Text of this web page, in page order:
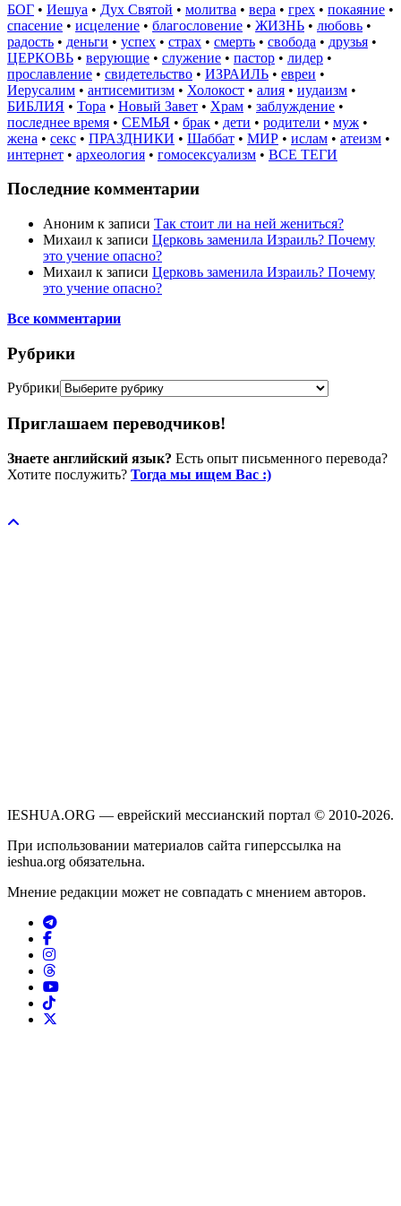
БОГ • Иешуа • Дух Святой • молитва • вера • грех • покаяние •
спасение • исцеление • благословение • ЖИЗНЬ • любовь •
радость • деньги • успех • страх • смерть • свобода • друзья •
ЦЕРКОВЬ • верующие • служение • пастор • лидер •
прославление • свидетельство • ИЗРАИЛЬ • евреи •
Иерусалим • антисемитизм • Холокост • алия • иудаизм •
БИБЛИЯ • Тора • Новый Завет • Храм • заблуждение •
последнее время • СЕМЬЯ • брак • дети • родители • муж •
жена • секс • ПРАЗДНИКИ • Шаббат • МИР • ислам • атеизм •
интернет • археология • гомосексуализм • ВСЕ ТЕГИ
Последние комментарии
Аноним к записи Так стоит ли на ней жениться?
Михаил к записи Церковь заменила Израиль? Почему
это учение опасно?
Михаил к записи Церковь заменила Израиль? Почему
это учение опасно?
Все комментарии
Рубрики
Рубрики
Приглашаем переводчиков!
Знаете английский язык? Есть опыт письменного перевода?
Хотите послужить? Тогда мы ищем Вас :)
IESHUA.ORG — еврейский мессианский портал © 2010-2026.
При использовании материалов сайта гиперссылка на
ieshua.org обязательна.
Мнение редакции может не совпадать с мнением авторов.